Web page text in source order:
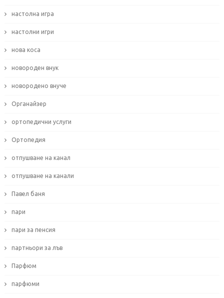
настолна игра
настолни игри
нова коса
новороден внук
новородено внуче
Органайзер
ортопедични услуги
Ортопедия
отпушване на канал
отпушване на канали
Павел баня
пари
пари за пенсия
партньори за лъв
Парфюм
парфюми